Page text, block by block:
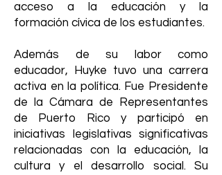
acceso a la educación y la
formación cívica de los estudiantes.
Además de su labor como
educador, Huyke tuvo una carrera
activa en la política. Fue Presidente
de la Cámara de Representantes
de Puerto Rico y participó en
iniciativas legislativas significativas
relacionadas con la educación, la
cultura y el desarrollo social. Su